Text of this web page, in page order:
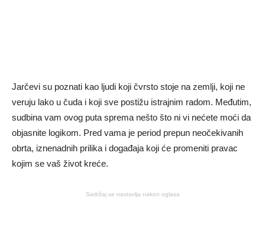
Jarčevi su poznati kao ljudi koji čvrsto stoje na zemlji, koji ne
veruju lako u čuda i koji sve postižu istrajnim radom. Međutim,
sudbina vam ovog puta sprema nešto što ni vi nećete moći da
objasnite logikom. Pred vama je period prepun neočekivanih
obrta, iznenadnih prilika i događaja koji će promeniti pravac
kojim se vaš život kreće.
Sadržaj se nastavlja nakon oglasa